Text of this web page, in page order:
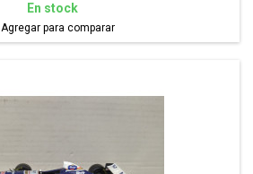
En stock
Agregar para comparar